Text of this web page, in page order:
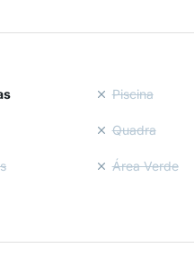
Piscina
Quadra
Área Verde